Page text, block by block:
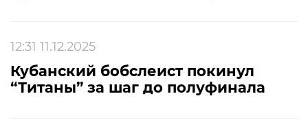
12:31 11.12.2025
Кубанский бобслеист покинул
“Титаны” за шаг до полуфинала